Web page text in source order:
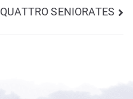
QUATTRO SENIORATES